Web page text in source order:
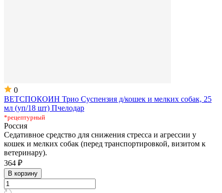
0
ВЕТСПОКОИН Трио Суспензия д/кошек и мелких собак, 25
мл (уп/18 шт) Пчелодар
*рецептурный
Россия
Седативное средство для снижения стресса и агрессии у
кошек и мелких собак (перед транспортировкой, визитом к
ветеринару).
364 ₽
В корзину